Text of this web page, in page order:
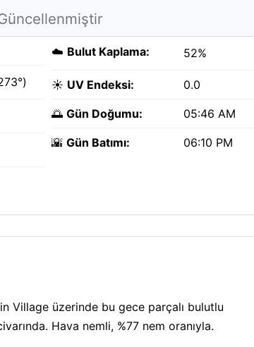
☁️ Bulut Kaplama: 52%
☀️ UV Endeksi: 0.0
🌅 Gün Doğumu: 05:46 AM
🌇 Gün Batımı: 06:10 PM
Village üzerinde bu gece parçalı bulutlu
Hava nemli, %77 nem oranıyla.